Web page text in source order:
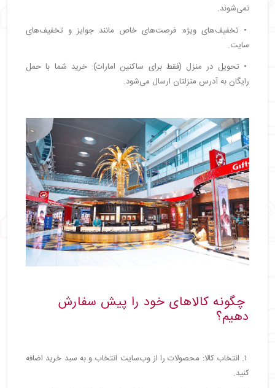
نمی‌شوند.
• تخفیف‌های ویژه: فرصت‌های خاص مانند جوایز و تخفیف‌های
سایت.
• تحویل در منزل (فقط برای ساکنین امارات): خرید شما با حمل
رایگان به آدرس منزلتان ارسال می‌شود.
چگونه کالاهای خود را پیش سفارش
دهیم؟
۱. انتخاب کالا: محصولات را از وب‌سایت انتخاب و به سبد خرید اضافه
کنید.